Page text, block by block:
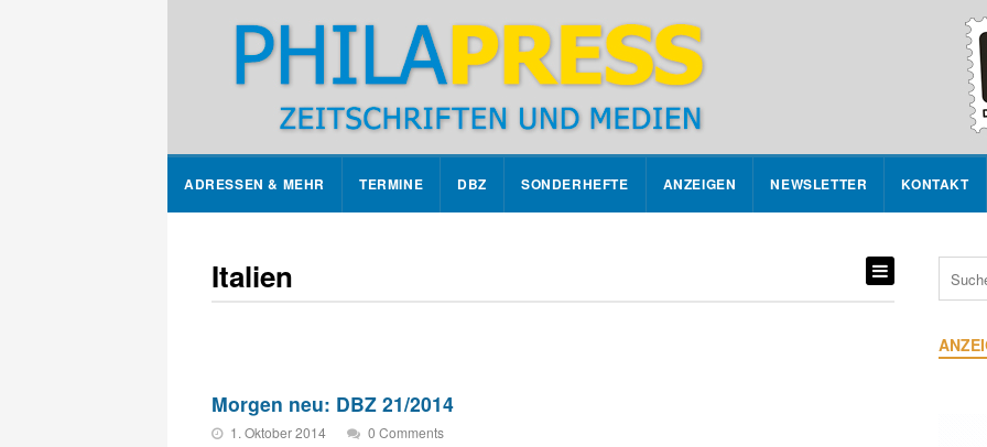
ADRESSEN & MEHR TERMINE DBZ SONDERHEFTE ANZEIGEN NEWSLETTER KONTAKT
Italien
Morgen neu: DBZ 21/2014
1. Oktober 2014 0 Comments